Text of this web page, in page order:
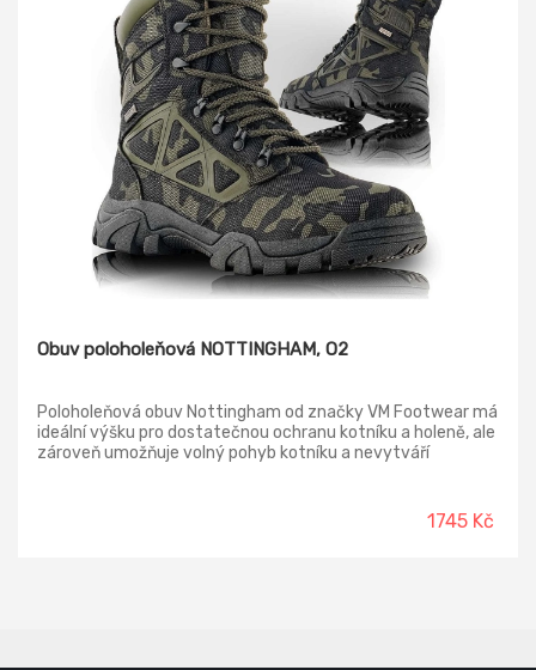
Obuv poloholeňová NOTTINGHAM, O2
Poloholeňová obuv Nottingham od značky VM Footwear má
ideální výšku pro dostatečnou ochranu kotníku a holeně, ale
zároveň umožňuje volný pohyb kotníku a nevytváří
termoizolační paropropustná MEMBRÁNA FREE-TEX®
1745 Kč